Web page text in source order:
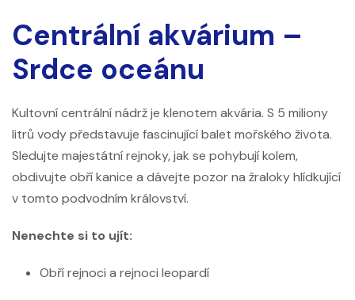
Centrální akvárium –
Srdce oceánu
Kultovní centrální nádrž je klenotem akvária. S 5 miliony
litrů vody představuje fascinující balet mořského života.
Sledujte majestátní rejnoky, jak se pohybují kolem,
obdivujte obří kanice a dávejte pozor na žraloky hlídkující
v tomto podvodním království.
Nenechte si to ujít:
Obří rejnoci a rejnoci leopardí